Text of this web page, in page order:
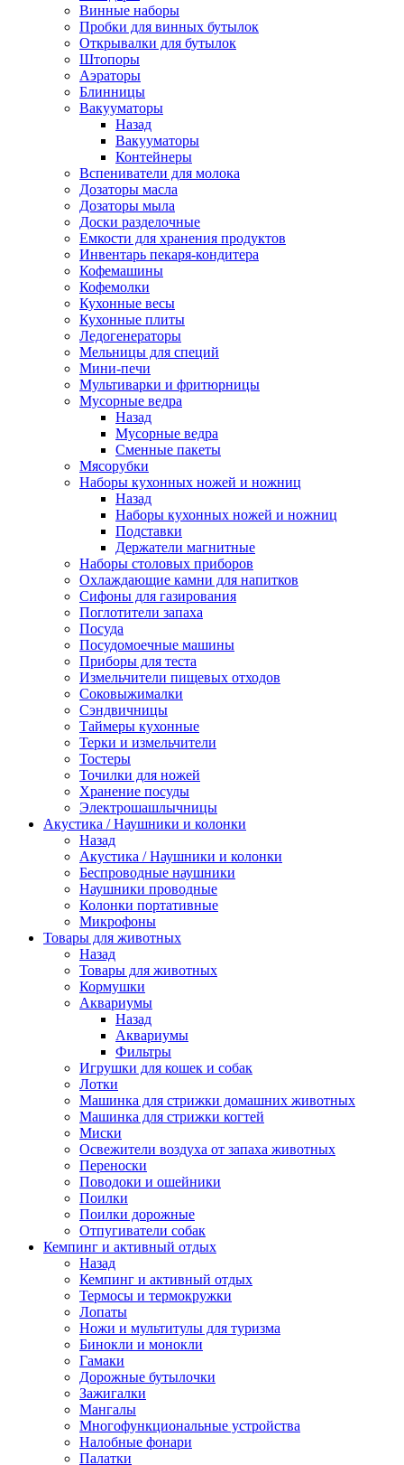
Винные наборы
Пробки для винных бутылок
Открывалки для бутылок
Штопоры
Аэраторы
Блинницы
Вакууматоры
Назад
Вакууматоры
Контейнеры
Вспениватели для молока
Дозаторы масла
Дозаторы мыла
Доски разделочные
Емкости для хранения продуктов
Инвентарь пекаря-кондитера
Кофемашины
Кофемолки
Кухонные весы
Кухонные плиты
Ледогенераторы
Мельницы для специй
Мини-печи
Мультиварки и фритюрницы
Мусорные ведра
Назад
Мусорные ведра
Сменные пакеты
Мясорубки
Наборы кухонных ножей и ножниц
Назад
Наборы кухонных ножей и ножниц
Подставки
Держатели магнитные
Наборы столовых приборов
Охлаждающие камни для напитков
Сифоны для газирования
Поглотители запаха
Посуда
Посудомоечные машины
Приборы для теста
Измельчители пищевых отходов
Cоковыжималки
Сэндвичницы
Таймеры кухонные
Терки и измельчители
Тостеры
Точилки для ножей
Хранение посуды
Электрошашлычницы
Акустика / Наушники и колонки
Назад
Акустика / Наушники и колонки
Беспроводные наушники
Наушники проводные
Колонки портативные
Микрофоны
Товары для животных
Назад
Товары для животных
Кормушки
Аквариумы
Назад
Аквариумы
Фильтры
Игрушки для кошек и собак
Лотки
Машинка для стрижки домашних животных
Машинка для стрижки когтей
Миски
Освежители воздуха от запаха животных
Переноски
Поводоки и ошейники
Поилки
Поилки дорожные
Отпугиватели собак
Кемпинг и активный отдых
Назад
Кемпинг и активный отдых
Термосы и термокружки
Лопаты
Ножи и мультитулы для туризма
Бинокли и монокли
Гамаки
Дорожные бутылочки
Зажигалки
Мангалы
Многофункциональные устройства
Налобные фонари
Палатки